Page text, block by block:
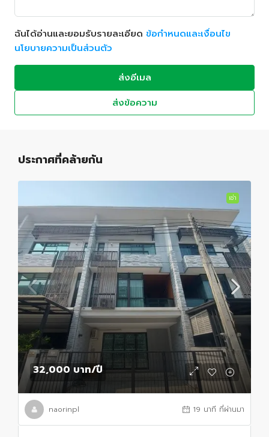
ฉันได้อ่านและยอมรับรายละเอียด ข้อกำหนดและเงื่อนไข
นโยบายความเป็นส่วนตัว
ส่งอีเมล
ส่งข้อความ
ประกาศที่คล้ายกัน
เช่า
32,000 บาท/ปี
naorinpl 19 นาที ที่ผ่านมา